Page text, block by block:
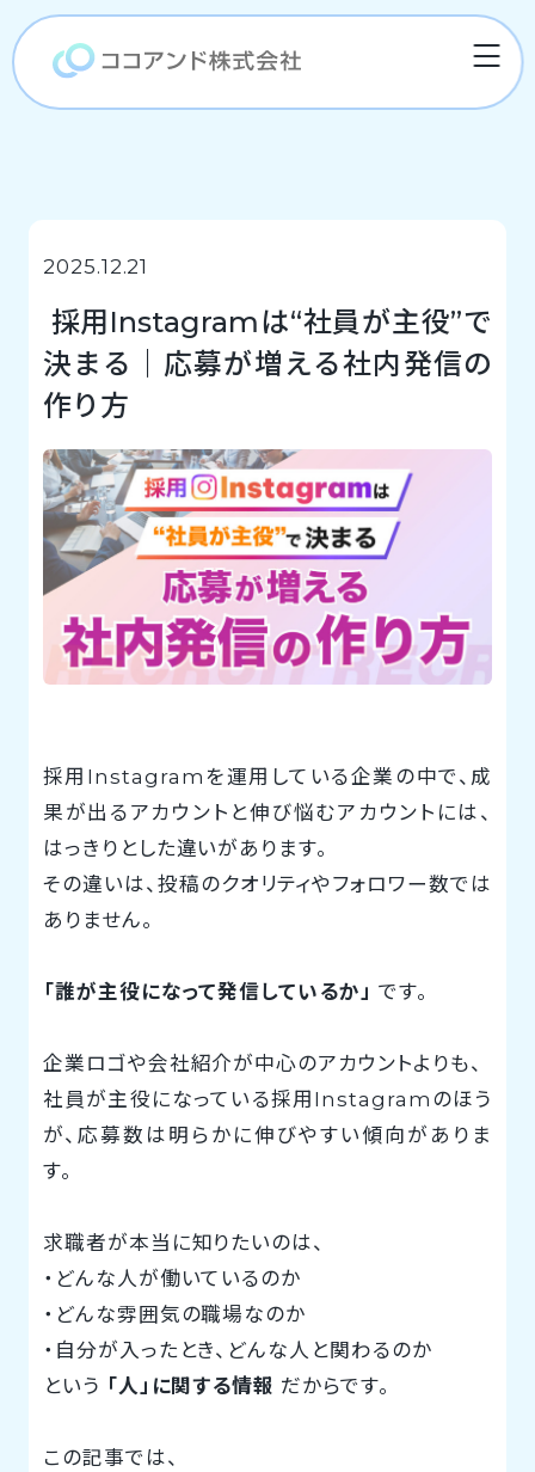
2025.12.21
採用Instagramは“社員が主役”で
決まる｜応募が増える社内発信の
作り方
採用Instagramを運用している企業の中で、成
果が出るアカウントと伸び悩むアカウントには、
はっきりとした違いがあります。
その違いは、投稿のクオリティやフォロワー数では
ありません。
「誰が主役になって発信しているか」 です。
企業ロゴや会社紹介が中心のアカウントよりも、
社員が主役になっている採用Instagramのほう
が、応募数は明らかに伸びやすい傾向がありま
す。
求職者が本当に知りたいのは、
・どんな人が働いているのか
・どんな雰囲気の職場なのか
・自分が入ったとき、どんな人と関わるのか
という 「人」に関する情報 だからです。
この記事では、